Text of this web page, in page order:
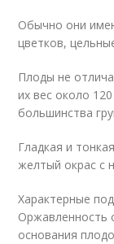
Обычно они
цветков,
Плоды не
их вес около
большинства
Гладкая и
желтый окрас с
Характерные
Оржавленность
основания